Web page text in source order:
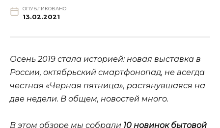
ОПУБЛИКОВАНО
13.02.2021
Осень 2019 стала историей: новая выставка в
России, октябрьский смартфонопад, не всегда
честная «Черная пятница», растянувшаяся на
две недели. В общем, новостей много.
В этом обзоре мы собрали 10 новинок бытовой